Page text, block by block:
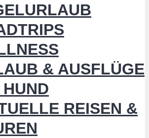
& AUSFLÜGE
REISEN &